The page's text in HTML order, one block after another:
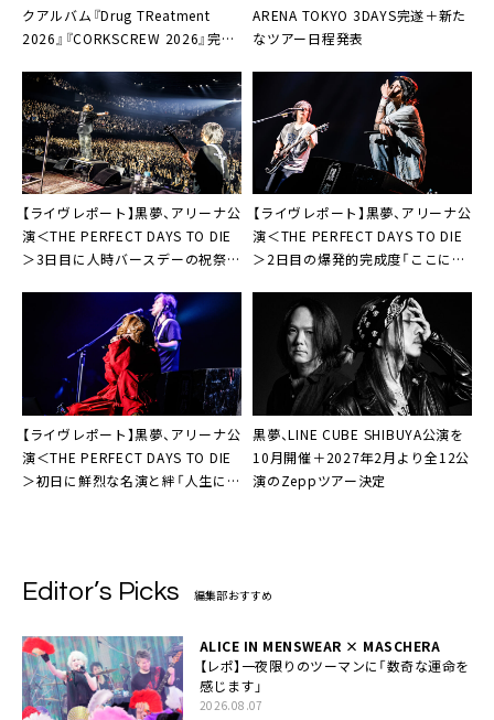
クアルバム『Drug TReatment
2026』『CORKSCREW 2026』完成
るような作品」
ARENA TOKYO 3DAYS完遂＋新た
なツアー日程発表
【ライヴレポート】黒夢、アリーナ公
演＜THE PERFECT DAYS TO DIE
＞3日目に人時バースデーの祝祭と
【ライヴレポート】黒夢、アリーナ公
演＜THE PERFECT DAYS TO DIE
＞2日目の爆発的完成度「ここにい
【ライヴレポート】黒夢、アリーナ公
演＜THE PERFECT DAYS TO DIE
＞初日に鮮烈な名演と絆「人生にお
黒夢、LINE CUBE SHIBUYA公演を
10月開催＋2027年2月より全12公
演のZeppツアー決定
Editor’s Picks 編集部おすすめ
ALICE IN MENSWEAR × MASCHERA
【レポ】一夜限りのツーマンに「数奇な運命を
感じます」
2026.08.07